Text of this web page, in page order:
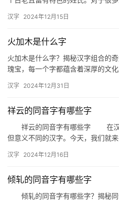
您一…
汉字 2024年12月15日
火加木是什么字
火加木是什么字？揭秘汉字组合的
瑰宝，每一个字都蕴含着深厚的文
个文字…
汉字 2024年12月31日
祥云的同音字有哪些字
祥云的同音字有哪些字 在汉
但意义不同的汉字。今天，我们就
汉字 2024年12月16日
倾轧的同音字有哪些字
倾轧的同音字有哪些字？揭秘